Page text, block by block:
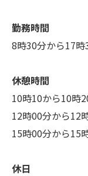
勤務時間
8時30分から17時
休憩時間
10時10から10時
12時00分から12
15時00分から15
休日